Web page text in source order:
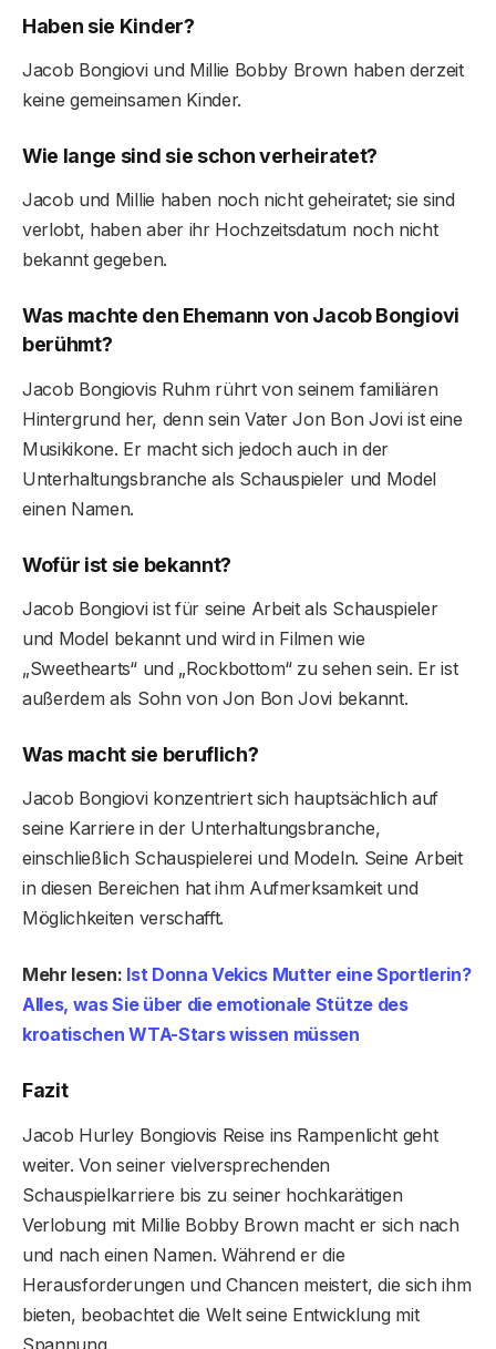
Haben sie Kinder?
Jacob Bongiovi und Millie Bobby Brown haben derzeit
keine gemeinsamen Kinder.
Wie lange sind sie schon verheiratet?
Jacob und Millie haben noch nicht geheiratet; sie sind
verlobt, haben aber ihr Hochzeitsdatum noch nicht
bekannt gegeben.
Was machte den Ehemann von Jacob Bongiovi
berühmt?
Jacob Bongiovis Ruhm rührt von seinem familiären
Hintergrund her, denn sein Vater Jon Bon Jovi ist eine
Musikikone. Er macht sich jedoch auch in der
Unterhaltungsbranche als Schauspieler und Model
einen Namen.
Wofür ist sie bekannt?
Jacob Bongiovi ist für seine Arbeit als Schauspieler
und Model bekannt und wird in Filmen wie
„Sweethearts“ und „Rockbottom“ zu sehen sein. Er ist
außerdem als Sohn von Jon Bon Jovi bekannt.
Was macht sie beruflich?
Jacob Bongiovi konzentriert sich hauptsächlich auf
seine Karriere in der Unterhaltungsbranche,
einschließlich Schauspielerei und Modeln. Seine Arbeit
in diesen Bereichen hat ihm Aufmerksamkeit und
Möglichkeiten verschafft.
Mehr lesen: Ist Donna Vekics Mutter eine Sportlerin?
Alles, was Sie über die emotionale Stütze des
kroatischen WTA-Stars wissen müssen
Fazit
Jacob Hurley Bongiovis Reise ins Rampenlicht geht
weiter. Von seiner vielversprechenden
Schauspielkarriere bis zu seiner hochkarätigen
Verlobung mit Millie Bobby Brown macht er sich nach
und nach einen Namen. Während er die
Herausforderungen und Chancen meistert, die sich ihm
bieten, beobachtet die Welt seine Entwicklung mit
Spannung.